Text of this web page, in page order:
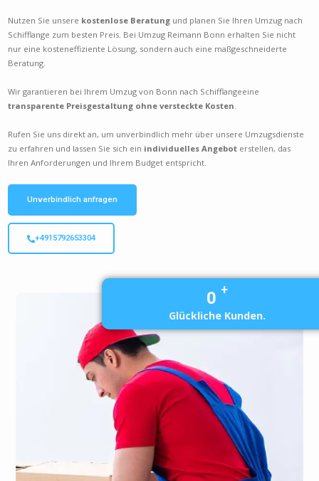
Nutzen Sie unsere kostenlose Beratung und planen Sie Ihren Umzug nach
Schifflange zum besten Preis. Bei Umzug Reimann Bonn erhalten Sie nicht
nur eine kosteneffiziente Lösung, sondern auch eine maßgeschneiderte
Beratung.
Wir garantieren bei Ihrem Umzug von Bonn nach Schifflangeeine
transparente Preisgestaltung ohne versteckte Kosten.
Rufen Sie uns direkt an, um unverbindlich mehr über unsere Umzugsdienste
zu erfahren und lassen Sie sich ein individuelles Angebot erstellen, das
Ihren Anforderungen und Ihrem Budget entspricht.
Unverbindlich anfragen
+4915792653304
0 +
Glückliche Kunden.